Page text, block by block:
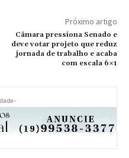
Próximo artigo
Câmara pressiona Senado e
deve votar projeto que reduz
jornada de trabalho e acaba
com escala 6×1